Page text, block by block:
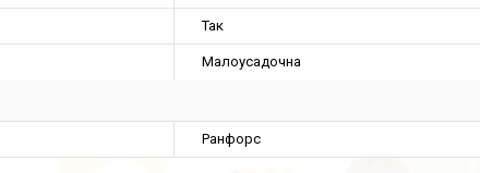
Так
Малоусадочна
Ранфорс